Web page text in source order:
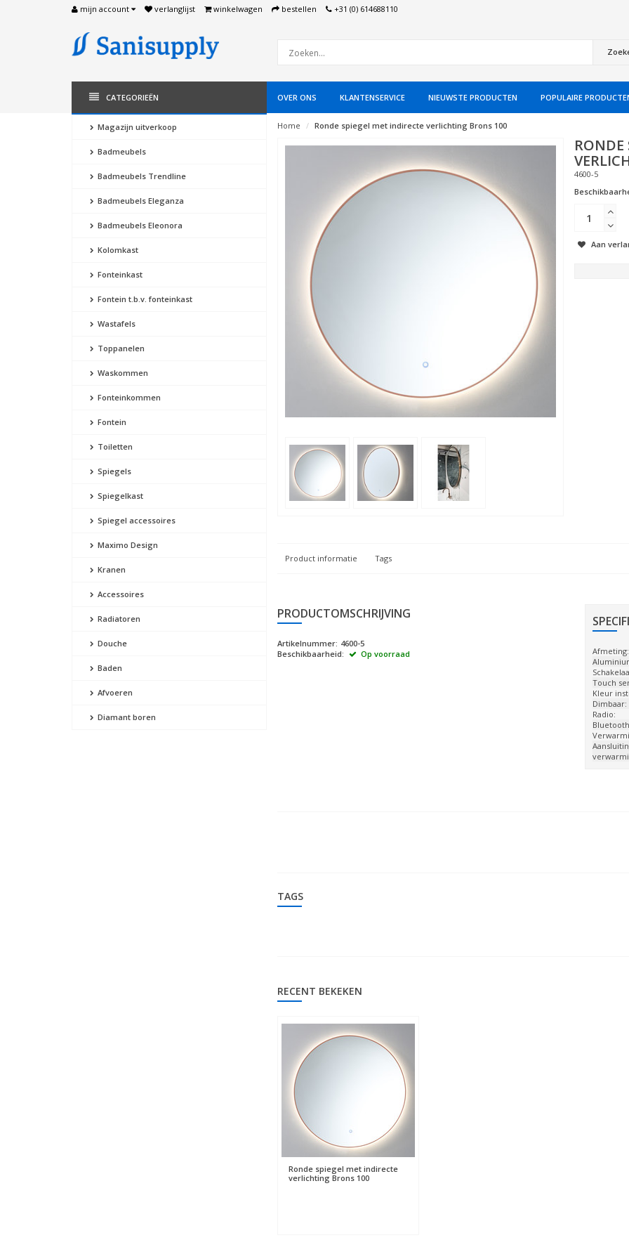
mijn account verlanglijst winkelwagen bestellen +31 (0) 614688110
CATEGORIEËN OVER ONS KLANTENSERVICE NIEUWSTE PRODUCTEN POPULAIRE
Magazijn uitverkoop
Badmeubels
Badmeubels Trendline
Badmeubels Eleganza
Badmeubels Eleonora
Kolomkast
Fonteinkast
Fontein t.b.v. fonteinkast
Wastafels
Toppanelen
Waskommen
Fonteinkommen
Fontein
Toiletten
Spiegels
Spiegelkast
Spiegel accessoires
Maximo Design
Kranen
Accessoires
Radiatoren
Douche
Baden
Afvoeren
Diamant boren
Home Ronde spiegel met indirecte verlichting Brons 100
RONDE
4600-5
Aan
Product informatie Tags
PRODUCTOMSCHRIJVING
Artikelnummer: 4600-5
Beschikbaarheid:
Op voorraad Afmeting:
Touch
Kleur
Dimbaar:
Radio:
TAGS
RECENT BEKEKEN
Ronde spiegel met indirecte
verlichting Brons 100